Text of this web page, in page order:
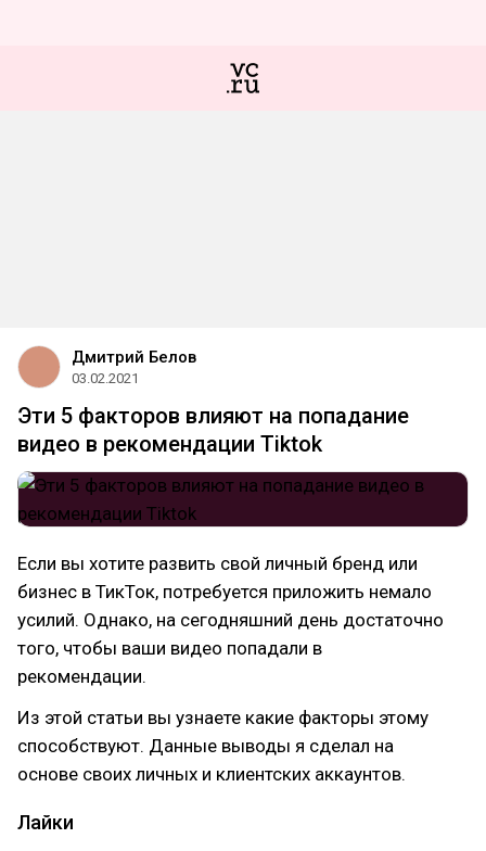
Дмитрий Белов
03.02.2021
Эти 5 факторов влияют на попадание
видео в рекомендации Tiktok
Если вы хотите развить свой личный бренд или
бизнес в ТикТок, потребуется приложить немало
усилий. Однако, на сегодняшний день достаточно
того, чтобы ваши видео попадали в
рекомендации.
Из этой статьи вы узнаете какие факторы этому
способствуют. Данные выводы я сделал на
основе своих личных и клиентских аккаунтов.
Лайки